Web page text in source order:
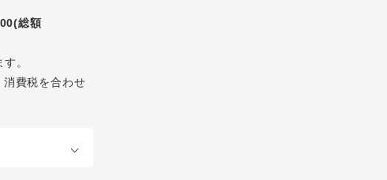
総額
。
費税を合わせ